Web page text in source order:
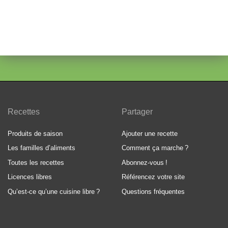
Recettes
Produits de saison
Les familles d’aliments
Toutes les recettes
Licences libres
Qu’est-ce qu’une cuisine libre ?
Partager
Ajouter une recette
Comment ça marche ?
Abonnez-vous !
Référencez votre site
Questions fréquentes